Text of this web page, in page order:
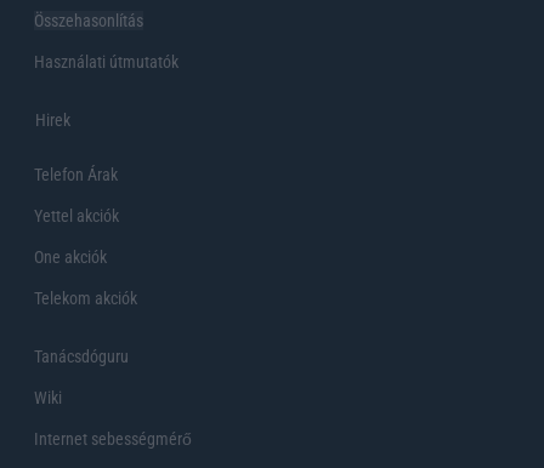
Összehasonlítás
Használati útmutatók
Hirek
Telefon Árak
Yettel akciók
One akciók
Telekom akciók
Tanácsdóguru
Wiki
Internet sebességmérő